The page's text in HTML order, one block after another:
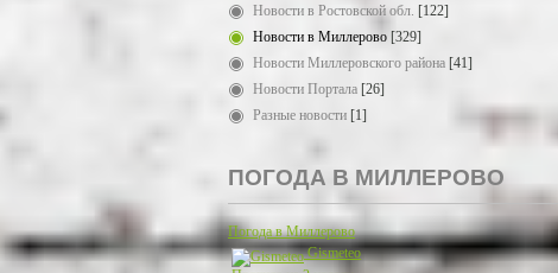
Новости в Ростовской обл. [122]
Новости в Миллерово [329]
Новости Миллеровского района [41]
Новости Портала [26]
Разные новости [1]
ПОГОДА В МИЛЛЕРОВО
Погода в Миллерово
Gismeteo